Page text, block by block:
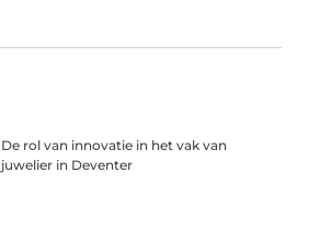
De rol van innovatie in het vak van
juwelier in Deventer